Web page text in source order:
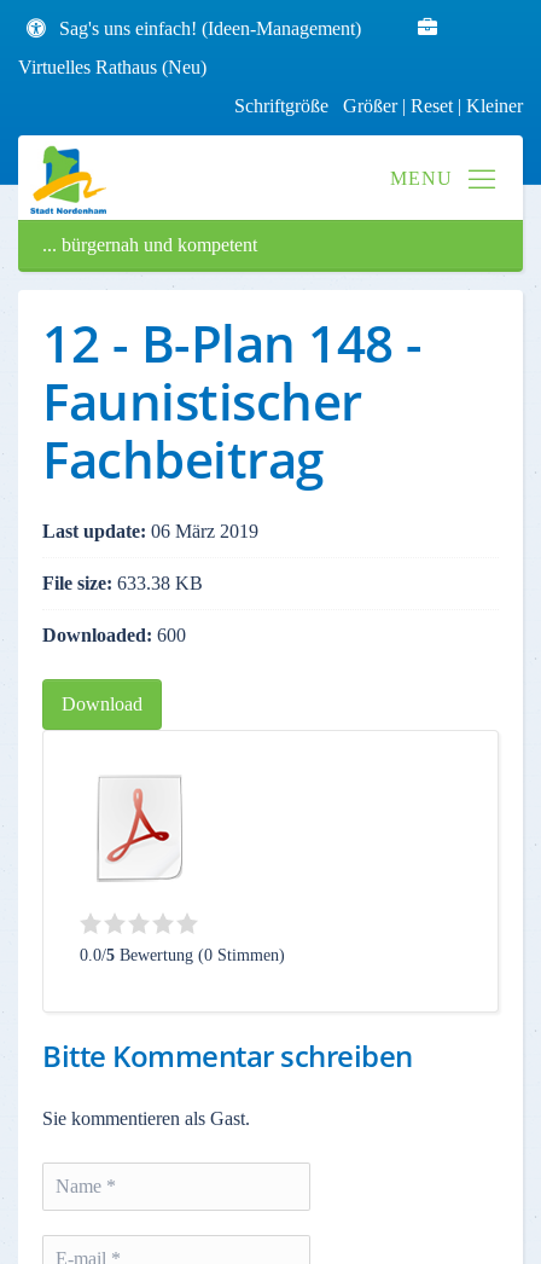
Sag's uns einfach! (Ideen-Management)
Virtuelles Rathaus (Neu)
Schriftgröße Größer| Reset | Kleiner
... bürgernah und kompetent
12 - B-Plan 148 -
Faunistischer
Fachbeitrag
Last update: 06 März 2019
File size: 633.38 KB
Downloaded: 600
Download
0.0/5 Bewertung (0 Stimmen)
Bitte Kommentar schreiben
Sie kommentieren als Gast.